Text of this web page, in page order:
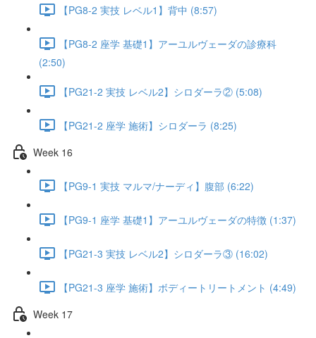
【PG8-2 実技 レベル1】背中 (8:57)
【PG8-2 座学 基礎1】アーユルヴェーダの診療科
(2:50)
【PG21-2 実技 レベル2】シロダーラ② (5:08)
【PG21-2 座学 施術】シロダーラ (8:25)
Week 16
【PG9-1 実技 マルマ/ナーディ】腹部 (6:22)
【PG9-1 座学 基礎1】アーユルヴェーダの特徴 (1:37)
【PG21-3 実技 レベル2】シロダーラ③ (16:02)
【PG21-3 座学 施術】ボディートリートメント (4:49)
Week 17